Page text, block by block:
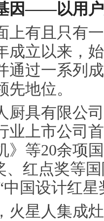
因——以用
上有且只有
成立以来，
通过一系列
地位。
厨具有限公
业上市公司
》等20余项
、红点奖等
国设计红星
火星人集成